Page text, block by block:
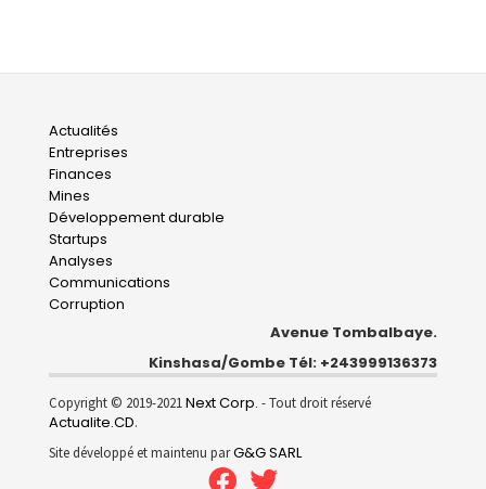
Main
navigation
Actualités
Entreprises
Finances
Mines
Développement durable
Startups
Analyses
Communications
Corruption
Avenue Tombalbaye.
Kinshasa/Gombe Tél: +243999136373
Copyright © 2019-2021Next Corp. - Tout droit réservé
Actualite.CD.
Site développé et maintenu parG&G SARL